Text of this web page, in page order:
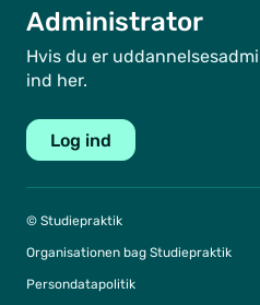
Administrator
Hvis du er
ind her.
Log ind
© Studiepraktik
Organisationen bag Studiepraktik
Persondatapolitik